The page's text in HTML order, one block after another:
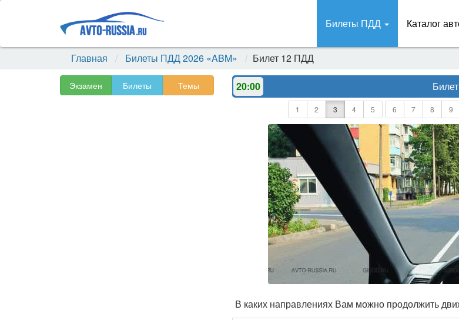
Билеты ПДД Каталог
Главная Билеты ПДД 2026 «ABM» Билет 12 ПДД
Экзамен Билеты Темы 20:00
1 2 3 4 5 6 7 8 9
В каких направлениях Вам можно продолжить